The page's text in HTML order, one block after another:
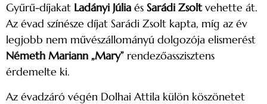
Gyűrű-díjakat Ladányi Júlia és Sarádi Zsoltvehette át.
Az évad színésze díjat Sarádi Zsolt kapta, míg az év
legjobb nem művészállományú dolgozója elismerést
Németh Mariann „Mary” rendezőasszisztens
érdemelte ki.
Az évadzáró végén Dolhai Attila külön köszönetet